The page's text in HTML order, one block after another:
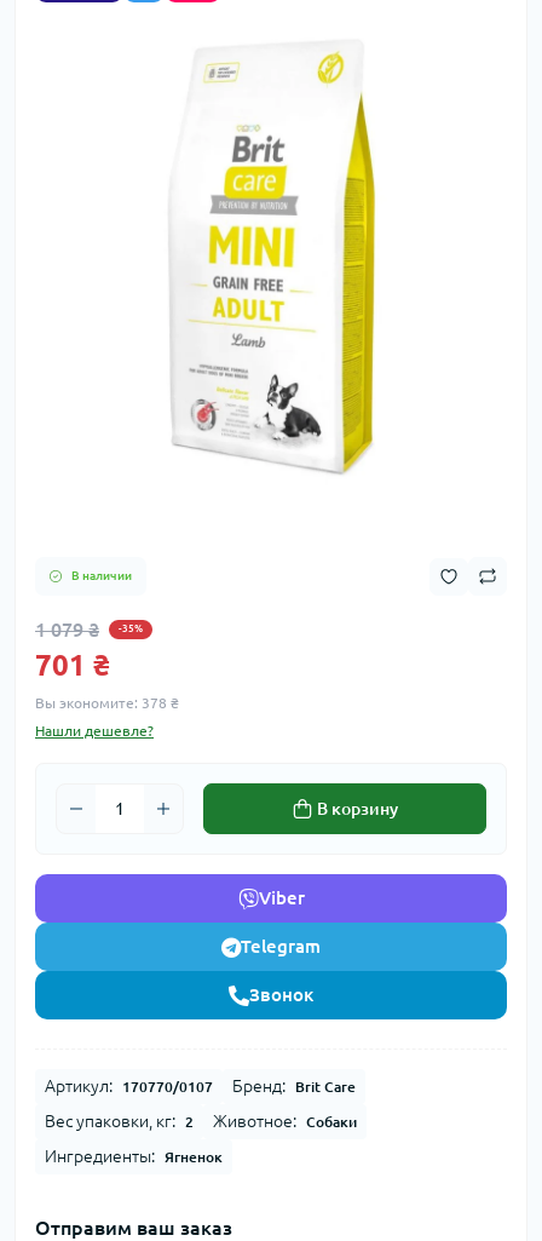
В наличии
1 079 ₴ -35%
701 ₴
Вы экономите: 378 ₴
Нашли дешевле?
В корзину
Viber
Telegram
Звонок
Артикул: 170770/0107 Бренд: Brit Care
Вес упаковки, кг: 2 Животное: Собаки
Ингредиенты: Ягненок
Отправим ваш заказ